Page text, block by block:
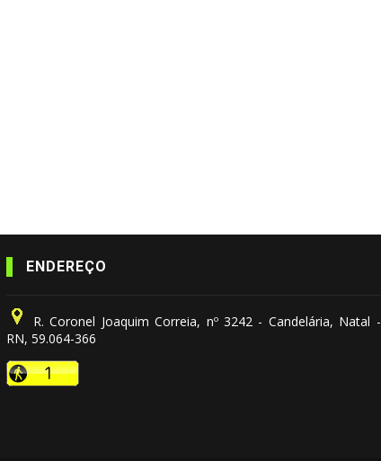
ENDEREÇO
R. Coronel Joaquim Correia, nº 3242 - Candelária, Natal -
RN, 59.064-366